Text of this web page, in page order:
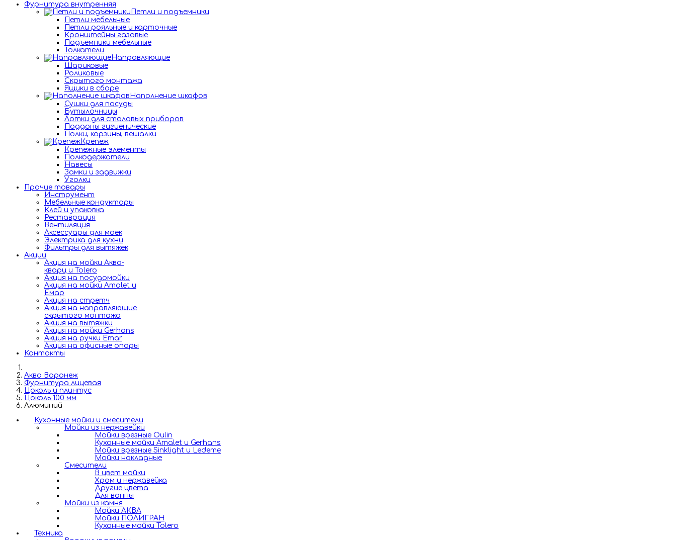
Фурнитура внутренняя
Петли и подъемники
Петли мебельные
Петли рояльные и карточные
Кронштейны газовые
Подъемники мебельные
Толкатели
Направляющие
Шариковые
Роликовые
Скрытого монтажа
Ящики в сборе
Наполнение шкафов
Сушки для посуды
Бутылочницы
Лотки для столовых приборов
Поддоны гигиенические
Полки, корзины, вешалки
Крепеж
Крепежные элементы
Полкодержатели
Навесы
Замки и задвижки
Уголки
Прочие товары
Инструмент
Мебельные кондукторы
Клей и упаковка
Реставрация
Вентиляция
Аксессуары для моек
Электрика для кухни
Фильтры для вытяжек
Акции
Акция на мойки Аква-
кварц и Tolero
Акция на посудомойки
Акция на мойки Amalet и
Емар
Акция на стретч
Акция на направляющие
скрытого монтажа
Акция на вытяжки
Акция на мойки Gerhans
Акция на ручки Emar
Акция на офисные опоры
Контакты
Аква Воронеж
Фурнитура лицевая
Цоколь и плинтус
Цоколь 100 мм
Алюминий
Кухонные мойки и смесители
Мойки из нержавейки
Мойки врезные Oulin
Кухонные мойки Amalet и Gerhans
Мойки врезные Sinklight и Ledeme
Мойки накладные
Смесители
В цвет мойки
Хром и нержавейка
Другие цвета
Для ванны
Мойки из камня
Мойки АКВА
Мойки ПОЛИГРАН
Кухонные мойки Tolero
Техника